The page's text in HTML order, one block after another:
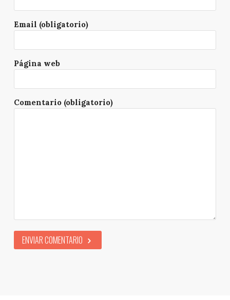
Email (obligatorio)
Página web
Comentario (obligatorio)
ENVIAR COMENTARIO